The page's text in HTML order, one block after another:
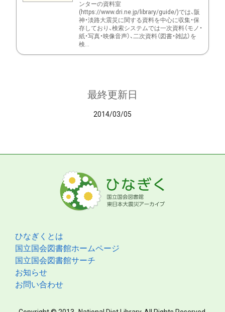
ンターの資料室
(https://www.dri.ne.jp/library/guide/)では、阪
神・淡路大震災に関する資料を中心に収集・保
存しており、検索システムでは一次資料（モノ・
紙・写真・映像音声）、二次資料（図書・雑誌）を
検...
最終更新日
2014/03/05
ひなぎくとは
国立国会図書館ホームページ
国立国会図書館サーチ
お知らせ
お問い合わせ